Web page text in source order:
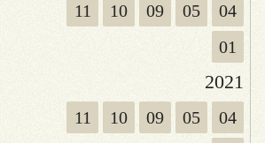
11 10 09 05
04
01
2021
11 10 09 05
04